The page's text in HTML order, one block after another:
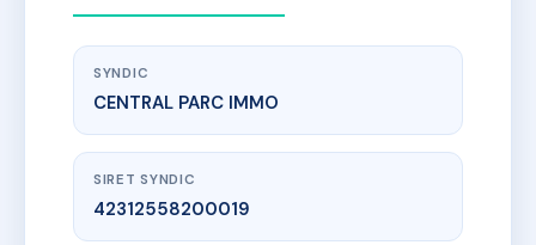
SYNDIC
CENTRAL PARC IMMO
SIRET SYNDIC
42312558200019